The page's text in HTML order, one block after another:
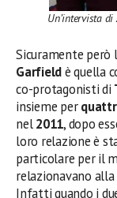
Un’intervista
Sicuramente però
Garfieldè quella
co-protagonisti di
insieme per
nel2011, dopo
loro relazione è
particolare per il
relazionavano
Infatti quando i